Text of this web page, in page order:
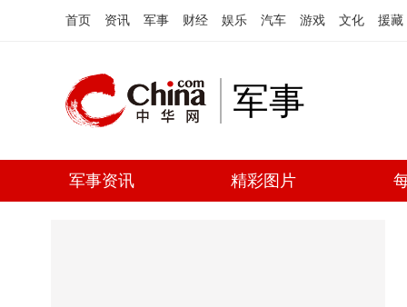
首页 资讯 军事 财经 娱乐 汽车 游戏 文化 援藏
军事
军事资讯 精彩图片